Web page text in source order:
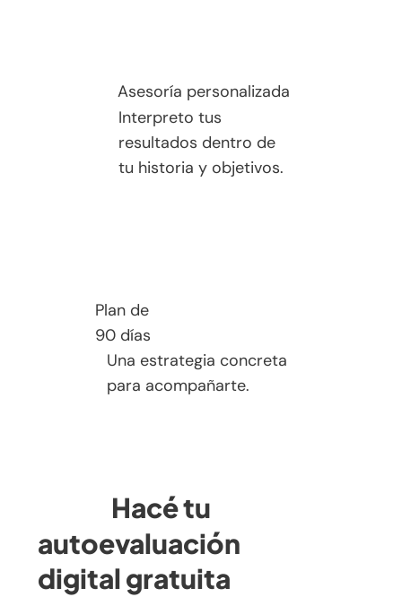
Asesoría personalizada
Interpreto tus
resultados dentro de
tu historia y objetivos.
Plan de
90 días
Una estrategia concreta
para acompañarte.
Hacé tu
autoevaluación
digital gratuita